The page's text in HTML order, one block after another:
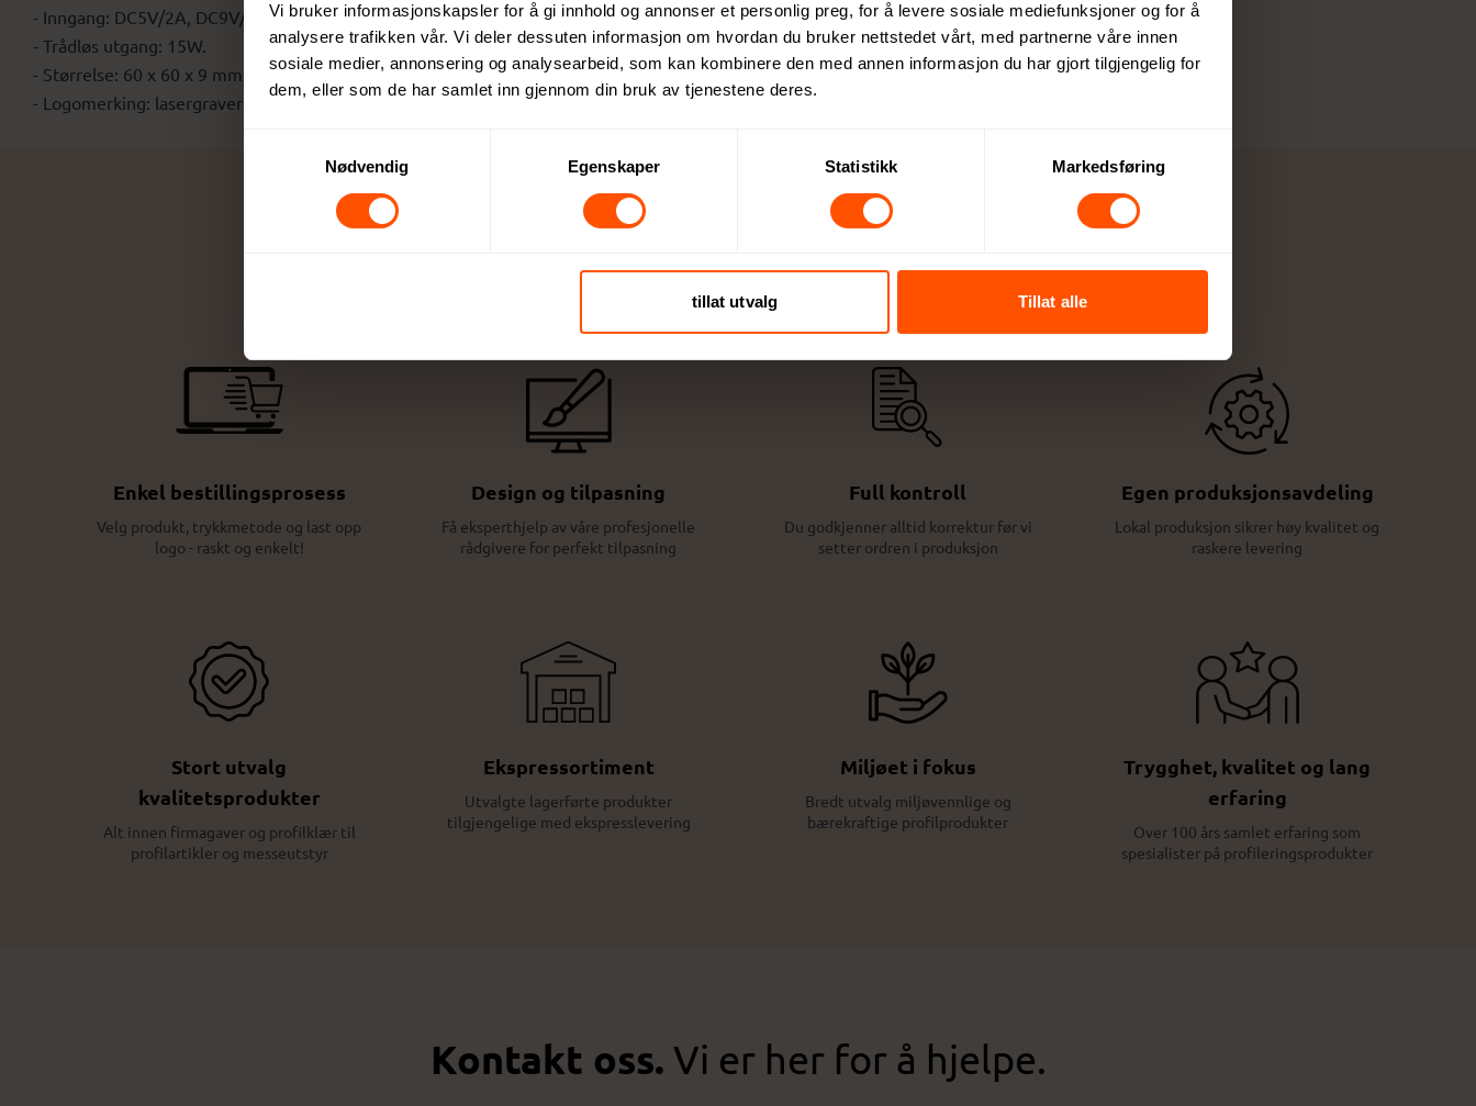
Vi bruker informasjonskapsler for å gi innhold og annonser et personlig preg, for å levere sosiale mediefunksjoner og for å
analysere trafikken vår. Vi deler dessuten informasjon om hvordan du bruker nettstedet vårt, med partnerne våre innen
sosiale medier, annonsering og analysearbeid, som kan kombinere den med annen informasjon du har gjort tilgjengelig for
dem, eller som de har samlet inn gjennom din bruk av tjenestene deres.
Nødvendig
Egenskaper Statistikk Markedsføring
tillat utvalg Tillat alle
- Inngang: DC5V/2A, DC9V/2A, DC12V/1.5A.
- Trådløs utgang: 15W.
- Størrelse: 60 x 60 x 9 mm.
- Logomerking: lasergravering eller trykk.
Enkel bestillingsprosess
Velg produkt, trykkmetode og last opp
logo - raskt og enkelt!
Design og tilpasning
Få eksperthjelp av våre profesjonelle
rådgivere for perfekt tilpasning
Full kontroll
Du godkjenner alltid korrektur før vi
setter ordren i produksjon
Egen produksjonsavdeling
Lokal produksjon sikrer høy kvalitet og
raskere levering
Stort utvalg
kvalitetsprodukter
Alt innen firmagaver og profilklær til
profilartikler og messeutstyr
Ekspressortiment
Utvalgte lagerførte produkter
tilgjengelige med ekspresslevering
Miljøet i fokus
Bredt utvalg miljøvennlige og
bærekraftige profilprodukter
Trygghet, kvalitet og lang
erfaring
Over 100 års samlet erfaring som
spesialister på profileringsprodukter
Kontakt oss. Vi er her for å hjelpe.